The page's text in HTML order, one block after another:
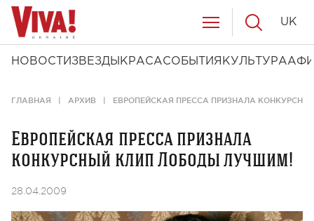
НОВОСТИ ЗВЕЗДЫ КРАСАСОБЫТИЯ КУЛЬТУРА
UK
ГЛАВНАЯ АРХИВ ЕВРОПЕЙСКАЯ ПРЕССА ПРИЗНАЛА
Европейская пресса признала
конкурсный клип Лободы лучшим!
28.04.2009